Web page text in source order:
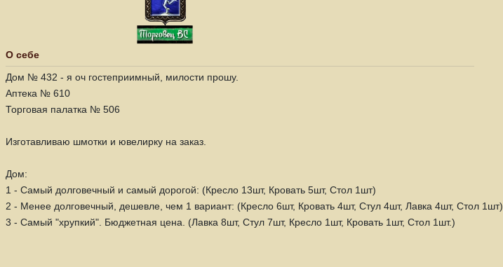
О себе
Дом № 432 - я оч гостеприимный, милости прошу.
Аптека № 610
Торговая палатка № 506
Изготавливаю шмотки и ювелирку на заказ.
Дом:
1 - Самый долговечный и самый дорогой: (Кресло 13шт, Кровать 5шт, Стол 1шт)
2 - Менее долговечный, дешевле, чем 1 вариант: (Кресло 6шт, Кровать 4шт, Стул 4шт, Лавка 4шт, Стол 1шт)
3 - Самый "хрупкий". Бюджетная цена. (Лавка 8шт, Стул 7шт, Кресло 1шт, Кровать 1шт, Стол 1шт.)